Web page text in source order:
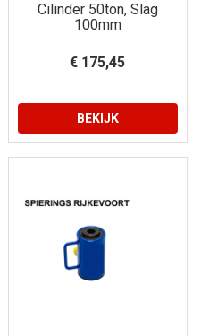
Cilinder 50ton, Slag
100mm
€ 175,45
BEKIJK